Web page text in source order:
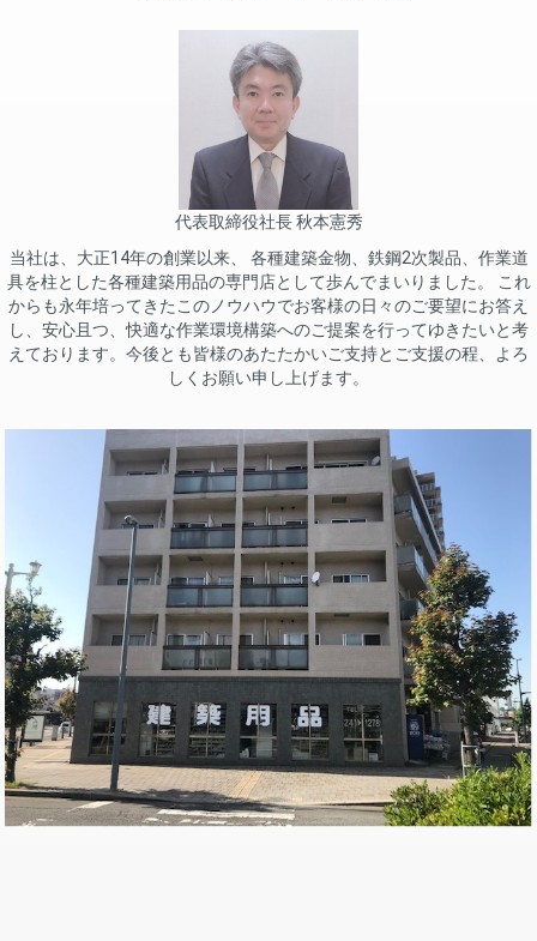
代表取締役社長 秋本憲秀
当社は、大正14年の創業以来、 各種建築金物、鉄鋼2次製品、作業道
具を柱とした各種建築用品の専門店として歩んでまいりました。 これ
からも永年培ってきたこのノウハウでお客様の日々のご要望にお答え
し、安心且つ、快適な作業環境構築へのご提案を行ってゆきたいと考
えております。今後とも皆様のあたたかいご支持とご支援の程、よろ
しくお願い申し上げます。